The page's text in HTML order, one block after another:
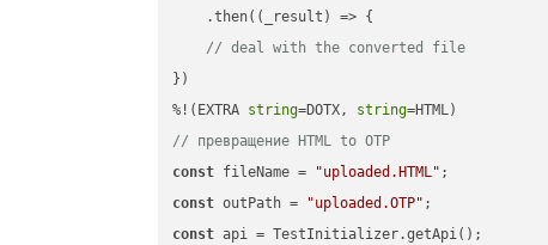
    .then(
( _result ) => {
// deal with the converted file
})
%!(EXTRA string=DOTX, string
// превращение HTML to OTP
const fileName = "uploaded.HTML"
const outPath = "uploaded.OTP"
const